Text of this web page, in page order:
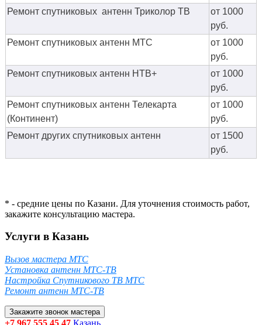
Ремонт спутниковых антенн Триколор ТВ
от 1000
руб.
Ремонт спутниковых антенн МТС
от 1000
руб.
Ремонт спутниковых антенн НТВ+
от 1000
руб.
Ремонт спутниковых антенн Телекарта
(Континент)
от 1000
руб.
Ремонт других спутниковых антенн
от 1500
руб.
* - средние цены по Казани. Для уточнения стоимость работ,
закажите консультацию мастера.
Услуги в Казань
Вызов мастера МТС
Установка антенн МТС-ТВ
Настройка Спутникового ТВ МТС
Ремонт антенн МТС-ТВ
Закажите звонок мастера
+7 967 555 45 47 Казань